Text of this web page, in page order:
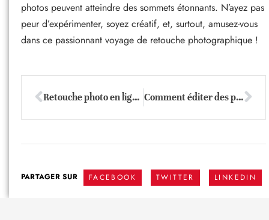
photos peuvent atteindre des sommets étonnants. N’ayez pas
peur d’expérimenter, soyez créatif, et, surtout, amusez-vous
dans ce passionnant voyage de retouche photographique !
Retouche photo en ligne : transformez vos clichés en chefs-d’œuvre sans logiciel Comment éditer des photos en ligne pour raviver vos images avec aisance
PARTAGER SUR FACEBOOK TWITTER LINKEDIN